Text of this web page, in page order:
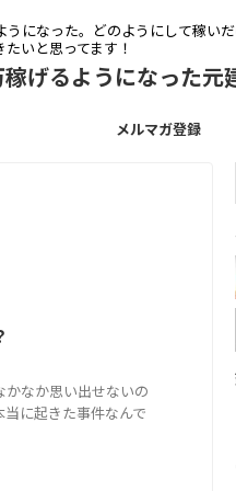
になった。どのようにして稼い
いと思ってます！
げるようになった元
メルマガ登録
なか思い出せないの
に起きた事件なんで